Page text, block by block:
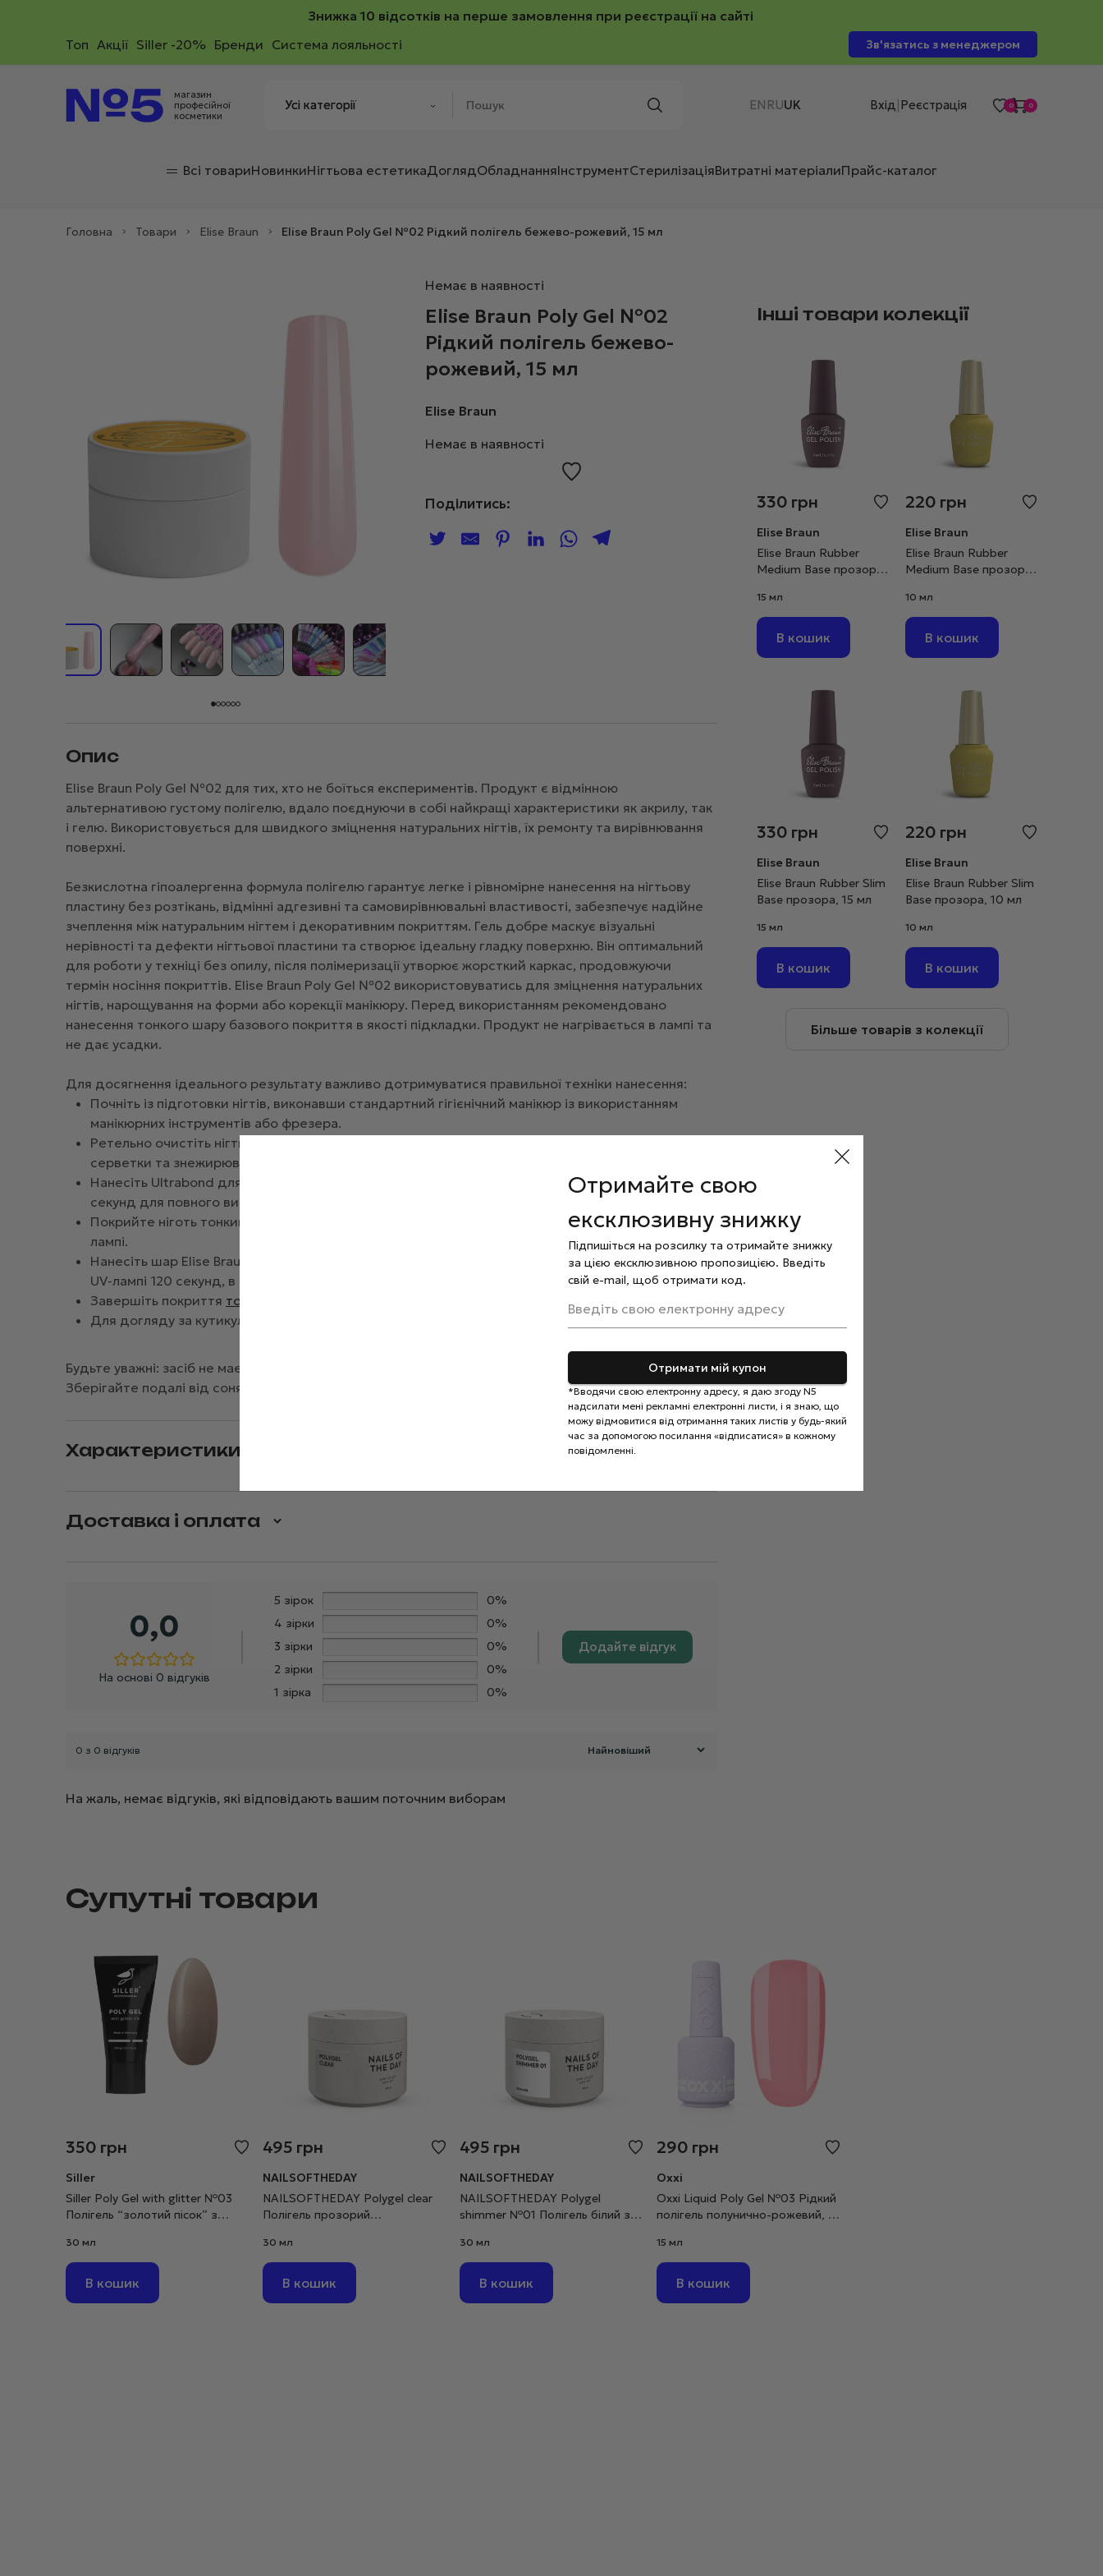
Отримайте свою
ексклюзивну знижку
Підпишіться на розсилку та отримайте знижку
за цією ексклюзивною пропозицією. Введіть
свій e-mail, щоб отримати код.
Введіть свою електронну адресу
Отримати мій купон
*Вводячи свою електронну адресу, я даю згоду N5
надсилати мені рекламні електронні листи, і я знаю, що
можу відмовитися від отримання таких листів у будь-який
час за допомогою посилання «відписатися» в кожному
повідомленні.
Знижка 10 відсотків на перше замовлення при реєстрації на сайті
Toп Акції Siller -20% Бренди Система лояльності Зв'язатись з менеджером
магазин
професійної
косметики
EN RUUK Вхід Реєстрація 0 0
Всі товариНовинкиНігтьова естетикаДоглядОбладнанняІнструментСтерилізаціяВитратні матеріалиПрайс-каталог
Головна > Товари > Elise Braun > Elise Braun Poly Gel №02 Рідкий полігель бежево-рожевий, 15 мл
Немає в наявності
Elise Braun Poly Gel №02
Рідкий полігель бежево-
рожевий, 15 мл
Elise Braun
Немає в наявності
Поділитись:
Опис
Elise Braun Poly Gel №02 для тих, хто не боїться експериментів. Продукт є відмінною
альтернативою густому полігелю, вдало поєднуючи в собі найкращі характеристики як акрилу, так
і гелю. Використовується для швидкого зміцнення натуральних нігтів, їх ремонту та вирівнювання
поверхні.
Безкислотна гіпоалергенна формула полігелю гарантує легке і рівномірне нанесення на нігтьову
пластину без розтікань, відмінні адгезивні та самовирівнювальні властивості, забезпечує надійне
зчеплення між натуральним нігтем і декоративним покриттям. Гель добре маскує візуальні
нерівності та дефекти нігтьової пластини та створює ідеальну гладку поверхню. Він оптимальний
для роботи у техніці без опилу, після полімеризації утворює жорсткий каркас, продовжуючи
термін носіння покриттів. Elise Braun Poly Gel №02 використовуватись для зміцнення натуральних
нігтів, нарощування на форми або корекції манікюру. Перед використанням рекомендовано
нанесення тонкого шару базового покриття в якості підкладки. Продукт не нагрівається в лампі та
не дає усадки.
Для досягнення ідеального результату важливо дотримуватися правильної техніки нанесення:
Почніть із підготовки нігтів, виконавши стандартний гігієнічний манікюр із використанням
манікюрних інструментів або фрезера.
Ретельно очистіть нігтьові пластини від вологи та бруду за допомогою антисептичного засобу,
серветки та знежирювача.
Нанесіть Ultrabond для зміцнення зчеплення матеріалу з нігтьовою пластиною, зачекайте 30
секунд для повного висихання.
Покрийте ніготь тонким шаром прозорої каучукової бази Elise Braun
Rubber Baseта просушіть у
лампі.
Нанесіть шар Elise Braun Poly Gel №02, сформуйте правильну архитектуру нігтя та просушіть в
UV-лампі 120 секунд, в LED-лампі 60 секунд.
Завершіть покриття топом
Для догляду за кутикулою нанесіть спеціальну олію.
Будьте уважні: засіб не має контактувати зі шкірою. Застосовувати тільки за інструкцією.
Зберігайте подалі від сонячних променів та в місцях, недоступних для дітей.
Характеристики
Доставка і оплата
0,0
На основі 0 відгуків
5 зірок
0%
4 зірки
0%
3 зірки
0%
2 зірки
0%
1 зірка
0%
Додайте відгук
0 з 0 відгуків
На жаль, немає відгуків, які відповідають вашим поточним виборам
Інші товари колекції
330 грн
Elise Braun
Elise Braun Rubber
Medium Base прозора,
15 мл
В кошик
220 грн
Elise Braun
Elise Braun Rubber
Medium Base прозора,
10 мл
В кошик
330 грн
Elise Braun
Elise Braun Rubber Slim
Base прозора, 15 мл
15 мл
В кошик
220 грн
Elise Braun
Elise Braun Rubber Slim
Base прозора, 10 мл
10 мл
В кошик
Більше товарів з колекції
Супутні товари
350 грн
Siller
Siller Poly Gel with glitter №03
Полігель “золотий пісок” з
30 мл
В кошик
495 грн
NAILSOFTHEDAY
NAILSOFTHEDAY Polygel clear
Полігель прозорий
30 мл
В кошик
495 грн
NAILSOFTHEDAY
NAILSOFTHEDAY Polygel
shimmer №01 Полігель білий з
г
30 мл
В кошик
290 грн
Oxxi
Oxxi Liquid Poly Gel №03 Рідкий
полігель полунично-рожевий, 15
15 мл
В кошик